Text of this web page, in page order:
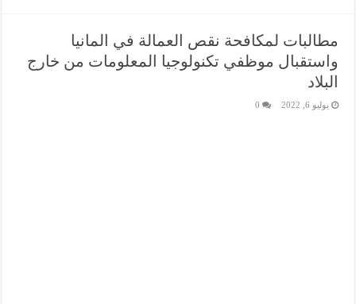
مطالبات لمكافحة نقص العمالة في المانيا
واستقبال موظفي تكنولوجيا المعلومات من خارج
البلاد
يوليو 6, 2022 0